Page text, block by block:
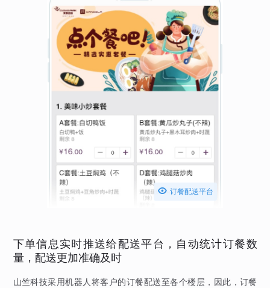
 订餐配送平台
下单信息实时推送给配送平台，自动统计订餐数
量，配送更加准确及时
山竺科技采用机器人将客户的订餐配送至各个楼层，因此，订餐